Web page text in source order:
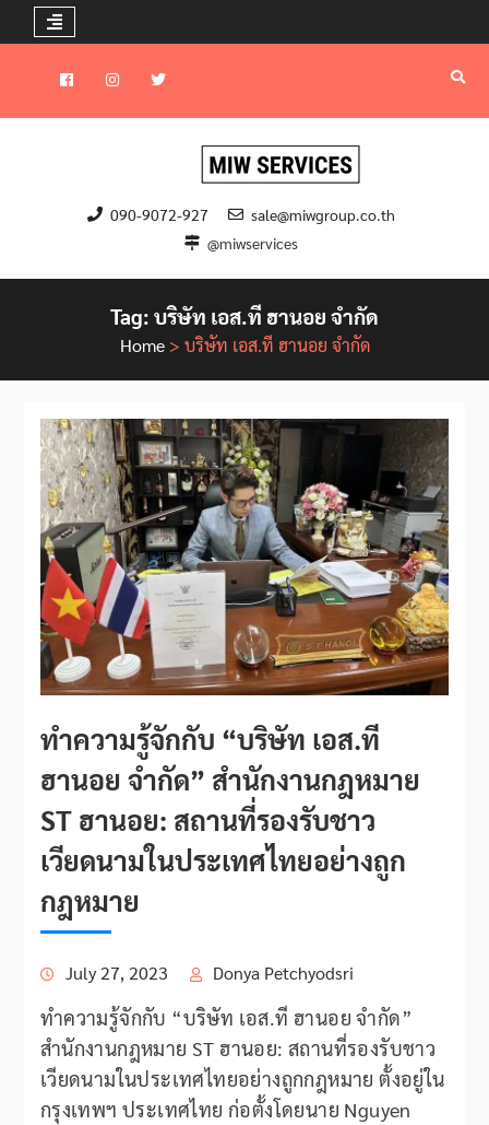
090-9072-927
sale@miwgroup.co.th
@miwservices
Tag: บริษัท เอส.ที ฮานอย จำกัด
Home> บริษัท เอส.ที ฮานอย จำกัด
ทำความรู้จักกับ “บริษัท เอส.ที
ฮานอย จำกัด” สำนักงานกฎหมาย
ST ฮานอย: สถานที่รองรับชาว
เวียดนามในประเทศไทยอย่างถูก
กฎหมาย
July 27, 2023 Donya Petchyodsri
ทำความรู้จักกับ “บริษัท เอส.ที ฮานอย จำกัด”
สำนักงานกฎหมาย ST ฮานอย: สถานที่รองรับชาว
เวียดนามในประเทศไทยอย่างถูกกฎหมาย ตั้งอยู่ใน
กรุงเทพฯ ประเทศไทย ก่อตั้งโดยนาย Nguyen